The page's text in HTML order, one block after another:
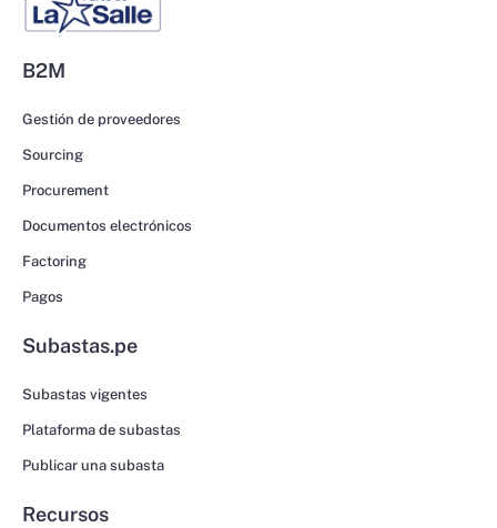
B2M
Gestión de proveedores
Sourcing
Procurement
Documentos electrónicos
Factoring
Pagos
Subastas.pe
Subastas vigentes
Plataforma de subastas
Publicar una subasta
Recursos